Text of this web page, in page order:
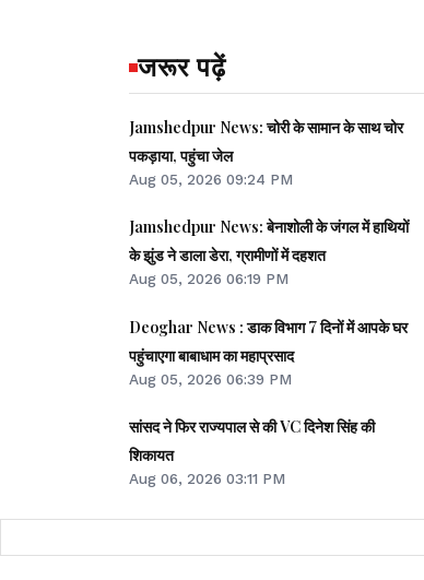
जरूर पढ़ें
Jamshedpur News: चोरी के सामान के साथ चोर
पकड़ाया, पहुंचा जेल
Aug 05, 2026 09:24 PM
Jamshedpur News: बेनाशोली के जंगल में हाथियों
के झुंड ने डाला डेरा, ग्रामीणों में दहशत
Aug 05, 2026 06:19 PM
Deoghar News : डाक विभाग 7 दिनों में आपके घर
पहुंचाएगा बाबाधाम का महाप्रसाद
Aug 05, 2026 06:39 PM
सांसद ने फिर राज्यपाल से की VC दिनेश सिंह की
शिकायत
Aug 06, 2026 03:11 PM